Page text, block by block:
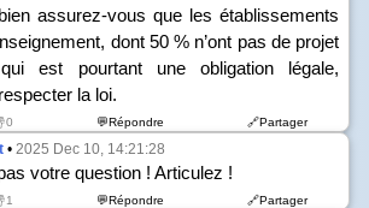
assurez-vous que les établissements
dont 50 % n’ont pas de projet
qui est pourtant une obligation légale,
la loi.
💬Répondre 🔗Partager
• 2025 Dec 10, 14:21:28
votre question ! Articulez !
💬Répondre 🔗Partager